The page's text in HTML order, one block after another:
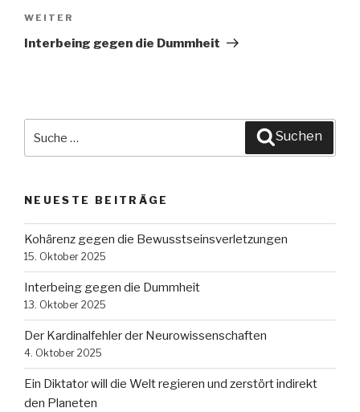
Nächster
Beitrag
WEITER
Interbeing gegen die Dummheit
Suchen
NEUESTE BEITRÄGE
Kohärenz gegen die Bewusstseinsverletzungen
15. Oktober 2025
Interbeing gegen die Dummheit
13. Oktober 2025
Der Kardinalfehler der Neurowissenschaften
4. Oktober 2025
Ein Diktator will die Welt regieren und zerstört indirekt
den Planeten